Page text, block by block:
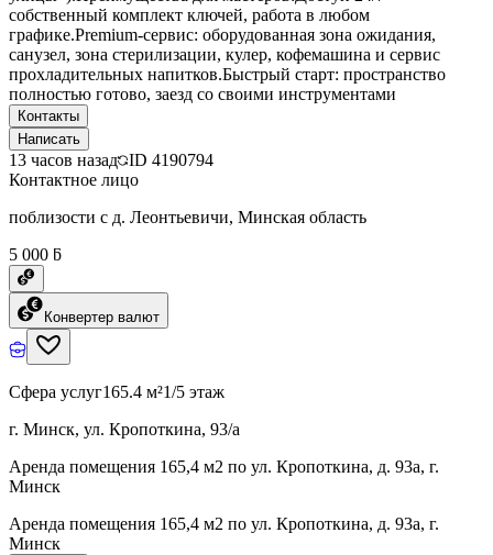
собственный комплект ключей, работа в любом
графике.Premium-сервис: оборудованная зона ожидания,
санузел, зона стерилизации, кулер, кофемашина и сервис
прохладительных напитков.Быстрый старт: пространство
полностью готово, заезд со своими инструментами
Контакты
Написать
13 часов назад ID 4190794
Контактное лицо
поблизости с д. Леонтьевичи, Минская область
5 000 ƃ
Конвертер валют
Сфера услуг165.4 м²1/5 этаж
г. Минск, ул. Кропоткина, 93/а
Аренда помещения 165,4 м2 по ул. Кропоткина, д. 93а, г.
Минск
Аренда помещения 165,4 м2 по ул. Кропоткина, д. 93а, г.
Минск